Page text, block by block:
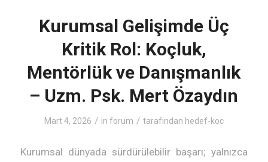
Kurumsal Gelişimde Üç
Kritik Rol: Koçluk,
Mentörlük ve Danışmanlık
– Uzm. Psk. Mert Özaydın
Mart 4, 2026 / in forum / tarafından hedef-koc
Kurumsal dünyada sürdürülebilir başarı; yalnızca